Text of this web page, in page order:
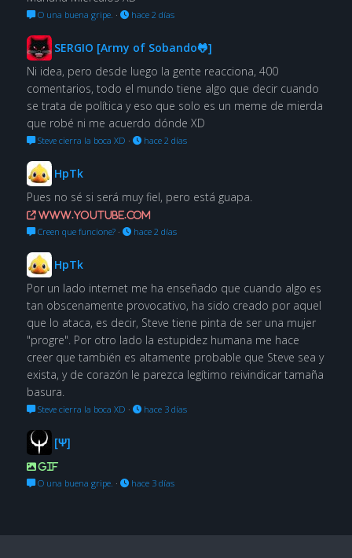
O una buena gripe. · hace 2 días
SERGIO [Army of Sobando🐸]
Ni idea, pero desde luego la gente reacciona, 400
comentarios, todo el mundo tiene algo que decir cuando
se trata de política y eso que solo es un meme de mierda
que robé ni me acuerdo dónde XD
Steve cierra la boca XD · hace 2 días
HpTk
Pues no sé si será muy fiel, pero está guapa.
www.youtube.com
Creen que funcione?· hace 2 días
HpTk
Por un lado internet me ha enseñado que cuando algo es
tan obscenamente provocativo, ha sido creado por aquel
que lo ataca, es decir, Steve tiene pinta de ser una mujer
"progre". Por otro lado la estupidez humana me hace
creer que también es altamente probable que Steve sea y
exista, y de corazón le parezca legítimo reivindicar tamaña
basura.
Steve cierra la boca XD · hace 3 días
[Ψ]
GIF
O una buena gripe. · hace 3 días